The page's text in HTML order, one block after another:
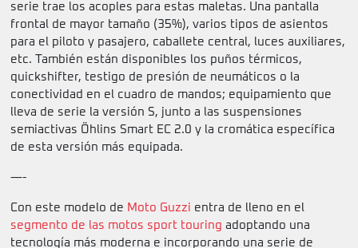
serie trae los acoples para estas maletas. Una pantalla
frontal de mayor tamaño (35%), varios tipos de asientos
para el piloto y pasajero, caballete central, luces auxiliares,
etc. También están disponibles los puños térmicos,
quickshifter, testigo de presión de neumáticos o la
conectividad en el cuadro de mandos; equipamiento que
lleva de serie la versión S, junto a las suspensiones
semiactivas Öhlins Smart EC 2.0 y la cromática específica
de esta versión más equipada.
—-
Con este modelo de Moto Guzzi entra de lleno en el
segmento de las motos sport touring adoptando una
tecnología más moderna e incorporando una serie de